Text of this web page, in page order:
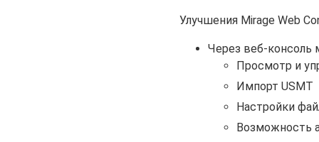
Улучшения Mirage Web
Через веб-консоль
Просмотр и
Импорт USMT
Настройки
Возможность